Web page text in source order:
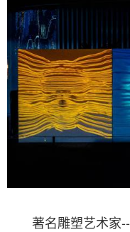
著名雕塑艺术家--